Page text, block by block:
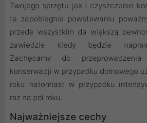
Twojego sprzętu jak i czyszczenie
ta zapobiegnie powstawaniu
przede wszystkim da większą
zawiedzie kiedy będzie
Zachęcamy do
konserwacji w przypadku domowego
roku natomiast w przypadku
raz na pół roku.
Najważniejsze cechy